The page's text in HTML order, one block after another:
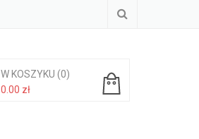
W KOSZYKU (0)
0.00 zł